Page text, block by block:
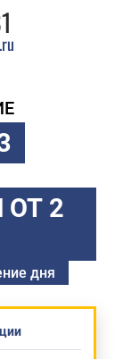
ОТ 2
дня